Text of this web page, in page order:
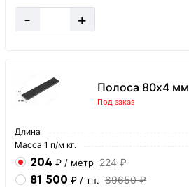
- +
Полоса 80х4 мм
Под заказ
Длина
Масса 1 п/м кг.
204 ₽ / метр 224 ₽
81 500 ₽ / тн. 89650 ₽